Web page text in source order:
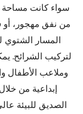
سواء كانت مساحة
من نفق مهجور، أو
المسار الشتوي
لتركيب الشرائح.
وملاعب الأطفال
إبداعية من
الصديق للبيئة